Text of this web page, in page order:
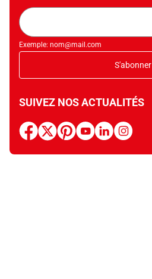
Adresse
mail
Exemple: nom@mail.com
S'abonner
SUIVEZ NOS ACTUALITÉS
facebook
x pinterestyoutubelinkedininstagram